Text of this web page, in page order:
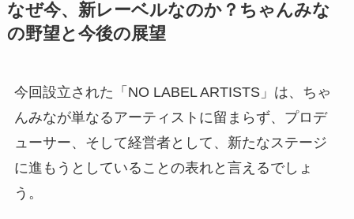
なぜ今、新レーベルなのか？ちゃんみな
の野望と今後の展望
今回設立された「NO LABEL ARTISTS」は、ちゃ
んみなが単なるアーティストに留まらず、プロデ
ューサー、そして経営者として、新たなステージ
に進もうとしていることの表れと言えるでしょ
う。